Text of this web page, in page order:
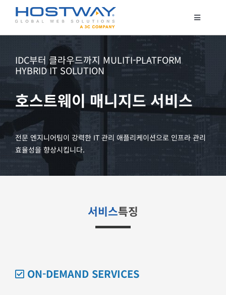
츠
너
Toggle
코로케이션
서버 호스팅
클라우드
매니지드 서비스
보안서비스
고객지원
IDC부터 클라우드까지 MULITI-PLATFORM
HYBRID IT SOLUTION
호스트웨이 매니지드 서비스
전문 엔지니어팀이 강력한 IT 관리 애플리케이션으로 인프라 관리
효율성을 향상시킵니다.
서비스특징
ON-DEMAND SERVICES